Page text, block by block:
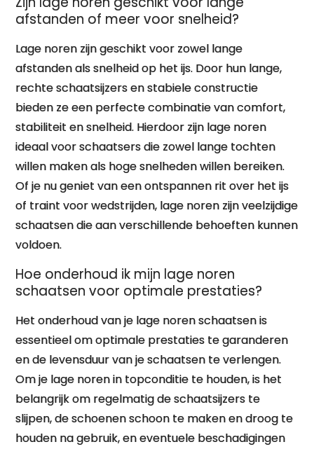
afstanden of meer voor snelheid?
Lage noren zijn geschikt voor zowel lange
afstanden als snelheid op het ijs. Door hun lange,
rechte schaatsijzers en stabiele constructie
bieden ze een perfecte combinatie van comfort,
stabiliteit en snelheid. Hierdoor zijn lage noren
ideaal voor schaatsers die zowel lange tochten
willen maken als hoge snelheden willen bereiken.
Of je nu geniet van een ontspannen rit over het ijs
of traint voor wedstrijden, lage noren zijn veelzijdige
schaatsen die aan verschillende behoeften kunnen
voldoen.
Hoe onderhoud ik mijn lage noren
schaatsen voor optimale prestaties?
Het onderhoud van je lage noren schaatsen is
essentieel om optimale prestaties te garanderen
en de levensduur van je schaatsen te verlengen.
Om je lage noren in topconditie te houden, is het
belangrijk om regelmatig de schaatsijzers te
slijpen, de schoenen schoon te maken en droog te
houden na gebruik, en eventuele beschadigingen